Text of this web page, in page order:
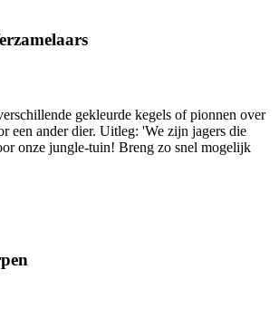
gekleurde kegels of pionnen over
een ander dier. Uitleg: 'We zijn jagers die
onze jungle-tuin! Breng zo snel mogelijk